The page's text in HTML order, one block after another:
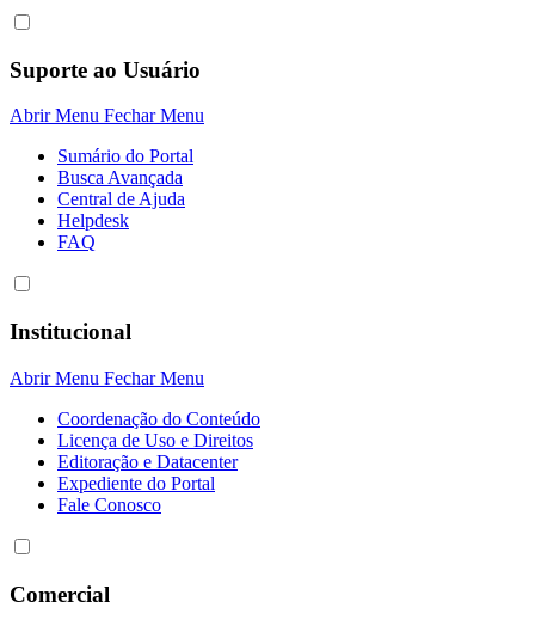
Suporte ao Usuário
Abrir Menu Fechar Menu
Sumário do Portal
Busca Avançada
Central de Ajuda
Helpdesk
FAQ
Institucional
Abrir Menu Fechar Menu
Coordenação do Conteúdo
Licença de Uso e Direitos
Editoração e Datacenter
Expediente do Portal
Fale Conosco
Comercial